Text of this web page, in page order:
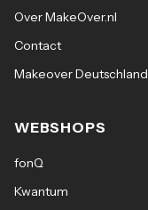
Over MakeOver.nl
Contact
Makeover Deutschland
WEBSHOPS
fonQ
Kwantum